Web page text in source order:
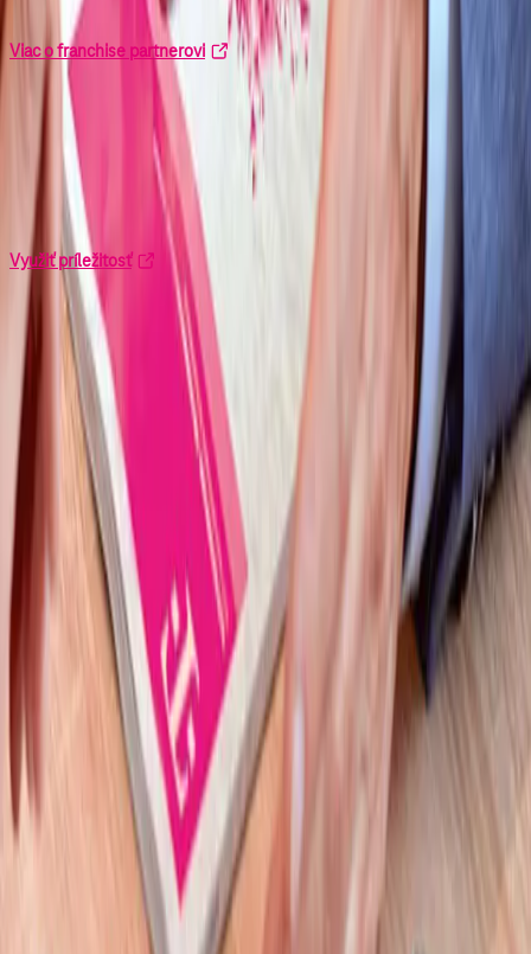
Viac o franchise partnerovi
Naša silná podpora
Telekom vám poskytne komplexnú podporu – od produktov a
marketingu až po technické zázemie, logistiku či zaškolenie
nováčikov.
Využiť príležitosť
Často kladené otázky
Aká je očakávaná vstupná investícia?
Čim je Telekom výnimočný?
Čo je rola franchise partnera? Čo od vás
očakávame?
Akú podporu od Telekomu dostanete?
V akých regiónoch aktuálne ponúkame
príležitosť pre franchise partnerov?
Ako vyzerá proces výberu partnera?
NÁKUP V E-SHOPE